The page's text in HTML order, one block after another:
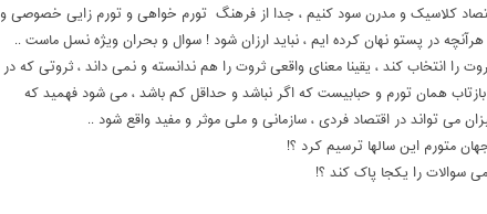
کلاسیک و مدرن سود کنیم ، جدا از فرهنگ تورم خواهی و تورم زایی خصوصی و
در پستو نهان کرده ایم ، نباید ارزان شود ! سوال و بحران ویژه نسل ماست ..
را انتخاب کند ، یقینا معنای واقعی ثروت را هم ندانسته و نمی داند ، ثروتی که در
همان تورم و حبابیست که اگر نباشد و حداقل کم باشد ، می شود فهمید که
می تواند در اقتصاد فردی ، سازمانی و ملی موثر و مفید واقع شود ..
متورم این سالها ترسیم کرد ؟!
سوالات را یکجا پاک کند ؟!